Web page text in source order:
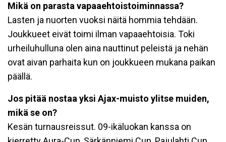
Mikä on parasta vapaaehtoistoiminnassa?
Lasten ja nuorten vuoksi näitä hommia tehdään.
Joukkueet eivät toimi ilman vapaaehtoisia. Toki
urheiluhulluna olen aina nauttinut peleistä ja nehän
ovat aivan parhaita kun on joukkueen mukana paikan
päällä.
Jos pitää nostaa yksi Ajax-muisto ylitse muiden,
mikä se on?
Kesän turnausreissut. 09-ikäluokan kanssa on